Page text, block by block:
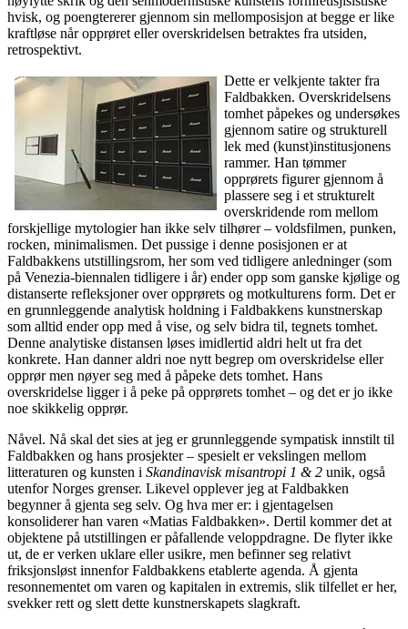
hvisk, og poengtererer gjennom sin mellomposisjon at begge er like
kraftløse når opprøret eller overskridelsen betraktes fra utsiden,
retrospektivt.
Dette er velkjente takter fra
Faldbakken. Overskridelsens
tomhet påpekes og undersøkes
gjennom satire og strukturell
lek med (kunst)institusjonens
rammer. Han tømmer
opprørets figurer gjennom å
plassere seg i et strukturelt
overskridende rom mellom
forskjellige mytologier han ikke selv tilhører – voldsfilmen, punken,
rocken, minimalismen. Det pussige i denne posisjonen er at
Faldbakkens utstillingsrom, her som ved tidligere anledninger (som
på Venezia-biennalen tidligere i år) ender opp som ganske kjølige og
distanserte refleksjoner over opprørets og motkulturens form. Det er
en grunnleggende analytisk holdning i Faldbakkens kunstnerskap
som alltid ender opp med å vise, og selv bidra til, tegnets tomhet.
Denne analytiske distansen løses imidlertid aldri helt ut fra det
konkrete. Han danner aldri noe nytt begrep om overskridelse eller
opprør men nøyer seg med å påpeke dets tomhet. Hans
overskridelse ligger i å peke på opprørets tomhet – og det er jo ikke
noe skikkelig opprør.
Nåvel. Nå skal det sies at jeg er grunnleggende sympatisk innstilt til
Faldbakken og hans prosjekter – spesielt er vekslingen mellom
litteraturen og kunsten i Skandinavisk misantropi 1 & 2 unik, også
utenfor Norges grenser. Likevel opplever jeg at Faldbakken
begynner å gjenta seg selv. Og hva mer er: i gjentagelsen
konsoliderer han varen «Matias Faldbakken». Dertil kommer det at
objektene på utstillingen er påfallende veloppdragne. De flyter ikke
ut, de er verken uklare eller usikre, men befinner seg relativt
friksjonsløst innenfor Faldbakkens etablerte agenda. Å gjenta
resonnementet om varen og kapitalen in extremis, slik tilfellet er her,
svekker rett og slett dette kunstnerskapets slagkraft.